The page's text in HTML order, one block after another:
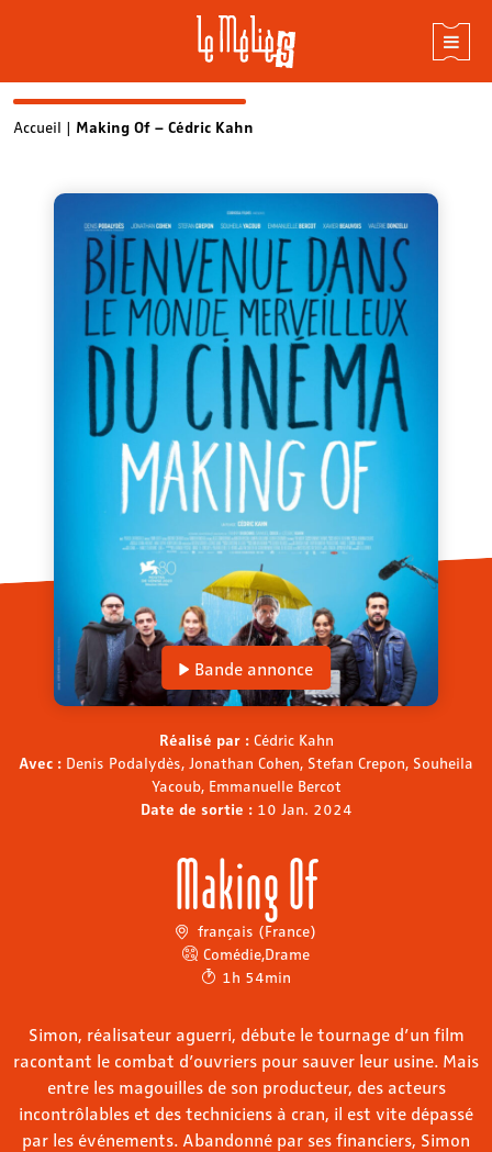
SkipAccueil | Making Of – Cédric Kahn
Bande annonce
Réalisé par : Cédric Kahn
Avec : Denis Podalydès, Jonathan Cohen, Stefan Crepon, Souheila
Yacoub, Emmanuelle Bercot
Date de sortie : 10 Jan. 2024
Making Of
français (France)
Comédie,Drame
1h 54min
Simon, réalisateur aguerri, débute le tournage d’un film
racontant le combat d’ouvriers pour sauver leur usine. Mais
entre les magouilles de son producteur, des acteurs
incontrôlables et des techniciens à cran, il est vite dépassé
par les événements. Abandonné par ses financiers, Simon